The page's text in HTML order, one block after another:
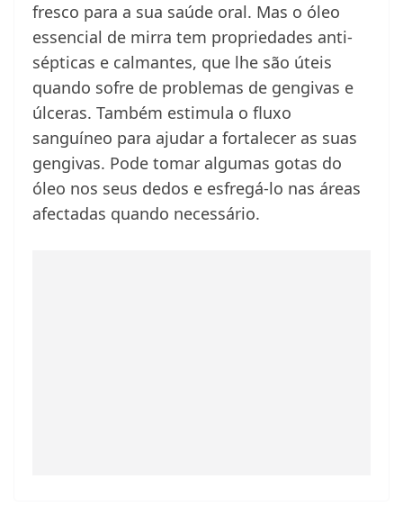
fresco para a sua saúde oral. Mas o óleo
essencial de mirra tem propriedades anti-
sépticas e calmantes, que lhe são úteis
quando sofre de problemas de gengivas e
úlceras. Também estimula o fluxo
sanguíneo para ajudar a fortalecer as suas
gengivas. Pode tomar algumas gotas do
óleo nos seus dedos e esfregá-lo nas áreas
afectadas quando necessário.